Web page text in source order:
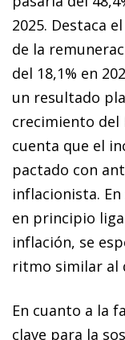
2025. Destaca
de la
del 18,1% en
un resultado
crecimiento del
cuenta que el
pactado con
inflacionista.
en principio
inflación, se
ritmo similar al
En cuanto a la
clave para la